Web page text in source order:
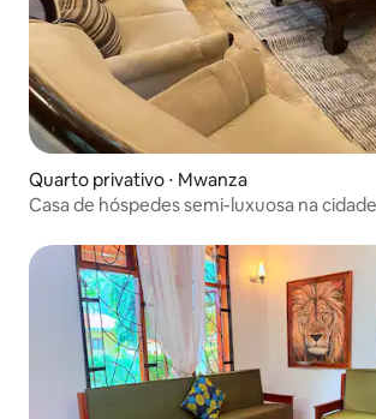
Quarto privativo ⋅ Mwanza
Casa de hóspedes semi-luxuosa na